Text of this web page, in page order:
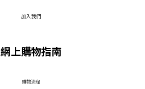
加入我們
網上購物指南
​購物流程